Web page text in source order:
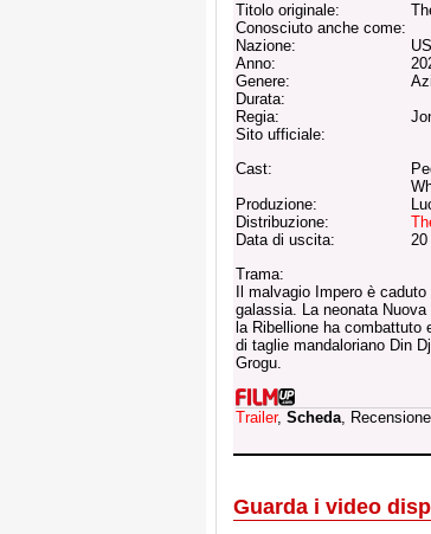
Titolo originale:
Conosciuto anche come:
Nazione:
Anno:
Genere:
Durata:
Regia:
Sito ufficiale:
Cast:
Produzione:
Distribuzione:
Data di uscita:
20
Trama:
Il malvagio Impero è
galassia. La neonata
la Ribellione ha
di taglie mandaloriano Din
Grogu.
Trailer, Scheda,
Guarda i video